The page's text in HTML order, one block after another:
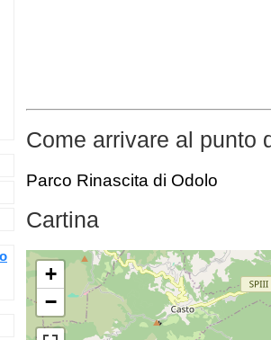
Come arrivare al punto
Parco Rinascita di Odolo
Cartina
+
−